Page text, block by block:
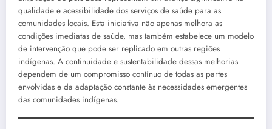
qualidade e acessibilidade dos serviços de saúde para as
comunidades locais. Esta iniciativa não apenas melhora as
condições imediatas de saúde, mas também estabelece um modelo
de intervenção que pode ser replicado em outras regiões
indígenas. A continuidade e sustentabilidade dessas melhorias
dependem de um compromisso contínuo de todas as partes
envolvidas e da adaptação constante às necessidades emergentes
das comunidades indígenas.